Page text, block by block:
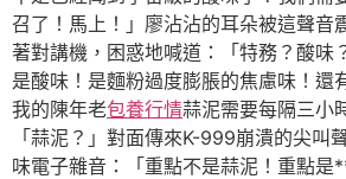
召了！馬上！」廖沾沾的耳朵被這聲音
著對講機，困惑地喊道：「特務？酸味
是酸味！是麵粉過度膨脹的焦慮味！還
我的陳年老包養行情蒜泥需要每隔三小
「蒜泥？」對面傳來K-999崩潰的尖叫
味電子雜音：「重點不是蒜泥！重點